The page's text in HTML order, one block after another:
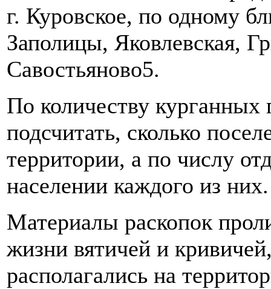
г. Куровское, по одному
Заполицы, Яковлевская,
Савостьяново5.
По количеству
подсчитать, сколько
территории, а по числу
населении каждого из них.
Материалы раскопок
жизни вятичей и
располагались на